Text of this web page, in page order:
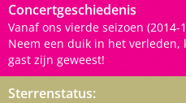
Concertgeschiedenis
Vanaf ons vierde seizoen
Neem een duik in het
gast zijn geweest!
Sterrenstatus: